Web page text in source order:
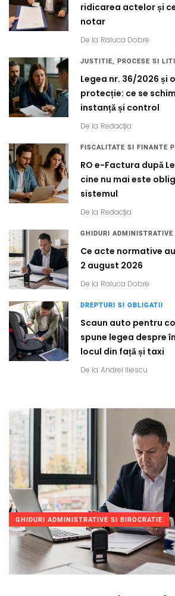
ridicarea actelor și
notar
De la Raluca Dobre
JUSTITIE, PROCESE SI
Legea nr. 36/2026 și
protecție: ce se
instanță și control
De la Redacția
FISCALITATE SI FINANTE
RO e-Factura după
cine nu mai este
sistemul
De la Redacția
GHIDURI ADMINISTRATIVE
Ce acte normative
2 august 2026
De la Raluca Dobre
DREPTURI SI OBLIGATII
Scaun auto pentru
spune legea despre
locul din față și taxi
De la Andrei Iliescu
GHIDURI ADMINISTRATIVE SI BIROCRATIE